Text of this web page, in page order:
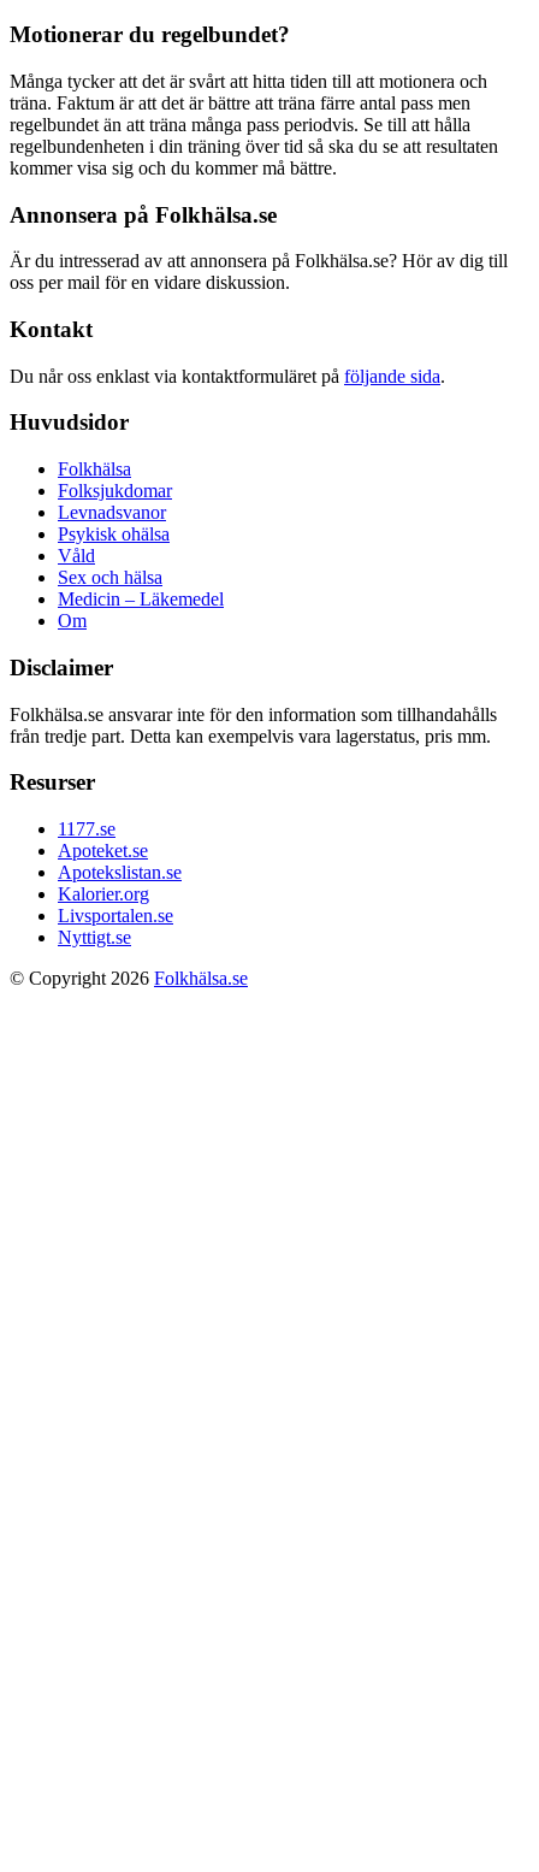
Motionerar du regelbundet?
Många tycker att det är svårt att hitta tiden till att motionera och
träna. Faktum är att det är bättre att träna färre antal pass men
regelbundet än att träna många pass periodvis. Se till att hålla
regelbundenheten i din träning över tid så ska du se att resultaten
kommer visa sig och du kommer må bättre.
Annonsera på Folkhälsa.se
Är du intresserad av att annonsera på Folkhälsa.se? Hör av dig till
oss per mail för en vidare diskussion.
Kontakt
Du når oss enklast via kontaktformuläret på följande sida.
Huvudsidor
Folkhälsa
Folksjukdomar
Levnadsvanor
Psykisk ohälsa
Våld
Sex och hälsa
Medicin – Läkemedel
Om
Disclaimer
Folkhälsa.se ansvarar inte för den information som tillhandahålls
från tredje part. Detta kan exempelvis vara lagerstatus, pris mm.
Resurser
1177.se
Apoteket.se
Apotekslistan.se
Kalorier.org
Livsportalen.se
Nyttigt.se
© Copyright 2026 Folkhälsa.se